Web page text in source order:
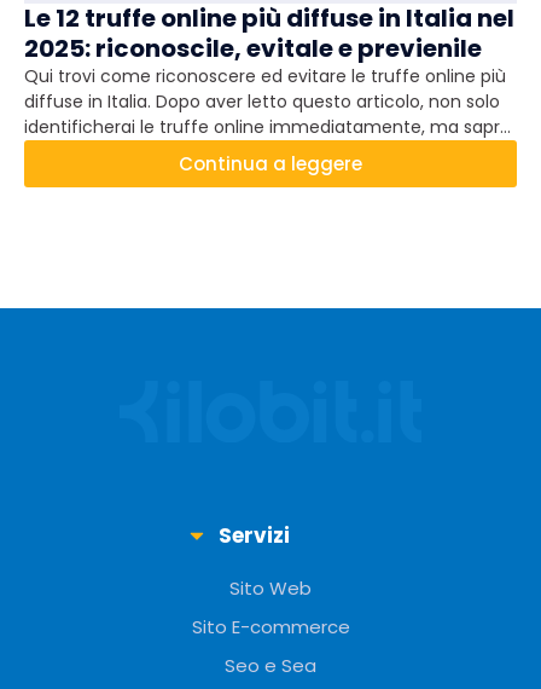
Le 12 truffe online più diffuse in Italia nel
2025: riconoscile, evitale e previenile
Qui trovi come riconoscere ed evitare le truffe online più
diffuse in Italia. Dopo aver letto questo articolo, non solo
identificherai le truffe online immediatamente, ma saprai
anche come i truffatori - da sempre - provano a giocare
con le nostre emozioni.
Continua a leggere
Servizi
Sito Web
Sito E-commerce
Seo e Sea